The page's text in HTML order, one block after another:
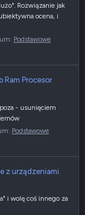
Rozwiązanie jak
ocena, i
Podstawowe
Ram Procesor
- usunięciem
Podstawowe
z urządzeniami
i wolę coś innego za